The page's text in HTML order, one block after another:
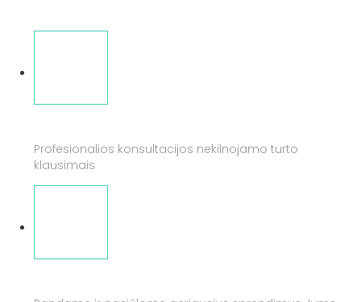
Profesionalios konsultacijos nekilnojamo turto
klausimais